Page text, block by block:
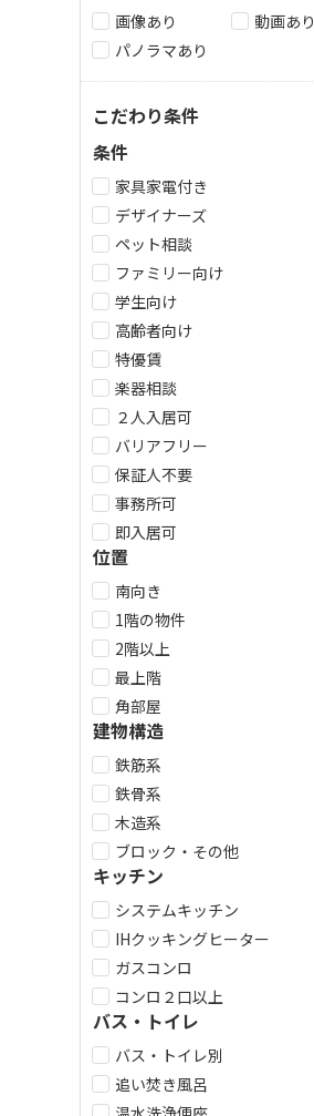
画像あり
動画あり
パノラマあり
こだわり条件
条件
家具家電付き
デザイナーズ
ペット相談
ファミリー向け
学生向け
高齢者向け
特優賃
楽器相談
２人入居可
バリアフリー
保証人不要
事務所可
即入居可
位置
南向き
1階の物件
2階以上
最上階
角部屋
建物構造
鉄筋系
鉄骨系
木造系
ブロック・その他
キッチン
システムキッチン
IHクッキングヒーター
ガスコンロ
コンロ２口以上
バス・トイレ
バス・トイレ別
追い焚き風呂